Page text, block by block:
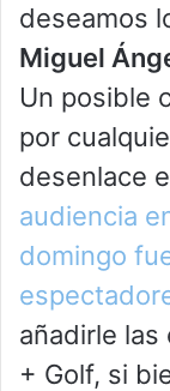
deseamos
Miguel
Un posible
por
desenlace
audiencia
domingo
añadirle las
+ Golf, si